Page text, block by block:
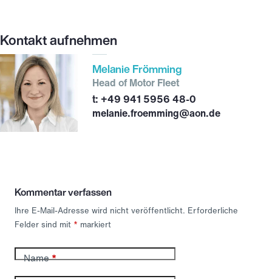
Kontakt aufnehmen
Melanie Frömming
Head of Motor Fleet
+49 941 5956 48-0
melanie.froemming@aon.de
Kommentar verfassen
Ihre E-Mail-Adresse wird nicht veröffentlicht. Erforderliche
Felder sind mit * markiert
Name*